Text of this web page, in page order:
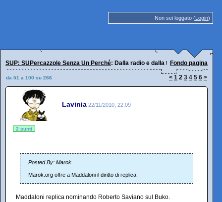
Non sei loggato (Login)
SUP: SUPercazzole Senza Un Perché: Dalla radio e dalla tvFondo pagina
da 51 a 100 su 266 < 1 2 3 4 5 6 >
Lavinia 22/11/2010, 22:09
2 punti
Posted By: Marok
Marok.org offre a Maddaloni il diritto di replica.
Maddaloni replica nominando Roberto Saviano sul Buko.